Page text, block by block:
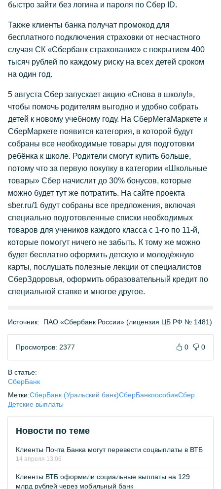
быстро зайти без логина и пароля по Сбер ID.
Также клиенты банка получат промокод для
бесплатного подключения страховки от несчастного
случая СК «Сбербанк страхование» с покрытием 400
тысяч рублей по каждому риску на всех детей сроком
на один год.
5 августа Сбер запускает акцию «Снова в школу!»,
чтобы помочь родителям выгодно и удобно собрать
детей к новому учебному году. На СберМегаМаркете и
СберМаркете появится категория, в которой будут
собраны все необходимые товары для подготовки
ребёнка к школе. Родители смогут купить больше,
потому что за первую покупку в категории «Школьные
товары» Сбер начислит до 30% бонусов, которые
можно будет тут же потратить. На сайте проекта
sber.ru/1 будут собраны все предложения, включая
специально подготовленные списки необходимых
товаров для учеников каждого класса с 1-го по 11-й,
которые помогут ничего не забыть. К тому же можно
будет бесплатно оформить детскую и молодёжную
карты, послушать полезные лекции от специалистов
СберЗдоровья, оформить образовательный кредит по
специальной ставке и многое другое.
Источник: ПАО «Сбербанк России» (лицензия ЦБ РФ № 1481)
Просмотров: 2377 0 0
В статье:
СберБанк
Метки:СберБанк (Уральский банк)СберБанкпособияСбер
Детские выплаты
Новости по теме
Клиенты Почта Банка могут перевести соцвыплаты в ВТБ
14 апреля 13:06
Клиенты ВТБ оформили социальные выплаты на 129
млрд рублей через мобильный банк